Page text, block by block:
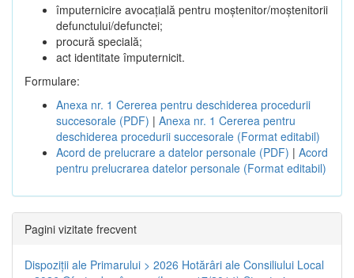
împuternicire avocațială pentru moștenitor/moștenitorii
defunctului/defunctei;
procură specială;
act identitate împuternicit.
Formulare:
Anexa nr. 1 Cererea pentru deschiderea procedurii
succesorale (PDF) | Anexa nr. 1 Cererea pentru
deschiderea procedurii succesorale (Format editabil)
Acord de prelucrare a datelor personale (PDF) | Acord
pentru prelucrarea datelor personale (Format editabil)
Pagini vizitate frecvent
Dispoziţii ale Primarului > 2026 Hotărâri ale Consiliului Local